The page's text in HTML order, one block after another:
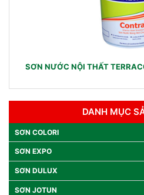
SƠN NƯỚC NỘI THẤT
DANH MỤC
SƠN COLORI
SƠN EXPO
SƠN DULUX
SƠN JOTUN